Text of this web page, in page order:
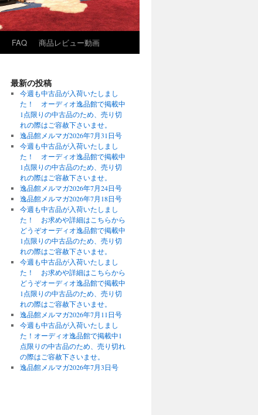
FAQ 商品レビュー動画
最新の投稿
今週も中古品が入荷いたしまし
た！ オーディオ逸品館で掲載中
1点限りの中古品のため、売り切
れの際はご容赦下さいませ。
逸品館メルマガ2026年7月31日号
今週も中古品が入荷いたしまし
た！ オーディオ逸品館で掲載中
1点限りの中古品のため、売り切
れの際はご容赦下さいませ。
逸品館メルマガ2026年7月24日号
逸品館メルマガ2026年7月18日号
今週も中古品が入荷いたしまし
た！ お求めや詳細はこちらから
どうぞオーディオ逸品館で掲載中
1点限りの中古品のため、売り切
れの際はご容赦下さいませ。
今週も中古品が入荷いたしまし
た！ お求めや詳細はこちらから
どうぞオーディオ逸品館で掲載中
1点限りの中古品のため、売り切
れの際はご容赦下さいませ。
逸品館メルマガ2026年7月11日号
今週も中古品が入荷いたしまし
た！オーディオ逸品館で掲載中1
点限りの中古品のため、売り切れ
の際はご容赦下さいませ。
逸品館メルマガ2026年7月3日号